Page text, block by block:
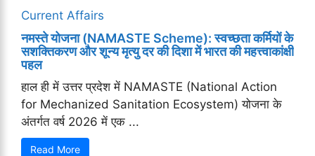
Current Affairs
नमस्ते योजना (NAMASTE Scheme): स्वच्छता कर्मियों के
सशक्तिकरण और शून्य मृत्यु दर की दिशा में भारत की महत्त्वाकांक्षी
पहल
हाल ही में उत्तर प्रदेश में NAMASTE (National Action
for Mechanized Sanitation Ecosystem) योजना के
अंतर्गत वर्ष 2026 में एक ...
Read More